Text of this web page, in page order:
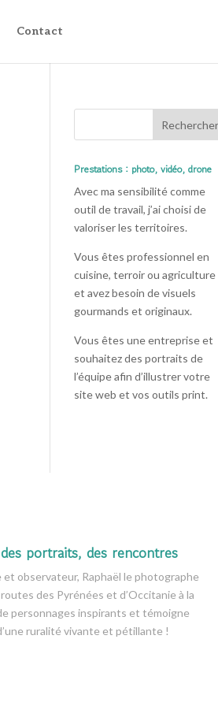
Contact
Prestations : photo, vidéo, drone
Avec ma sensibilité comme
outil de travail, j’ai choisi de
valoriser les territoires.
Vous êtes professionnel en
cuisine, terroir ou agriculture
et avez besoin de visuels
gourmands et originaux.
Vous êtes une entreprise et
souhaitez des portraits de
l’équipe afin d’illustrer votre
site web et vos outils print.
portraits, des rencontres
observateur, Raphaël le photographe
des Pyrénées et d’Occitanie à la
personnages inspirants et témoigne
ruralité vivante et pétillante !